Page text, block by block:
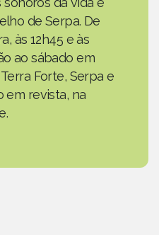
de Serpa. De
às 12h45 e às
ao sábado em
Forte, Serpa e
em revista, na